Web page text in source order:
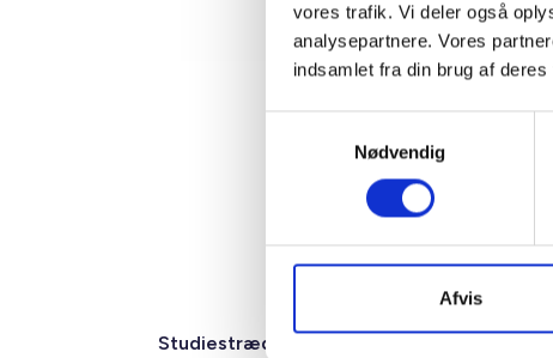
vores trafik. Vi deler også
analysepartnere. Vores
indsamlet fra din brug af deres
Nødvendig
Afvis
Studiestræde 50,